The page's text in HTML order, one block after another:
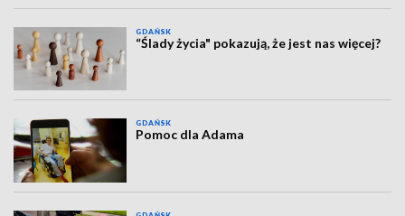
GDAŃSK
“Ślady życia" pokazują, że jest nas więcej?
GDAŃSK
Pomoc dla Adama